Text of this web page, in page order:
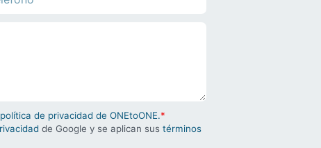
de privacidad de ONEtoONE.*
de Google y se aplican sustérminos